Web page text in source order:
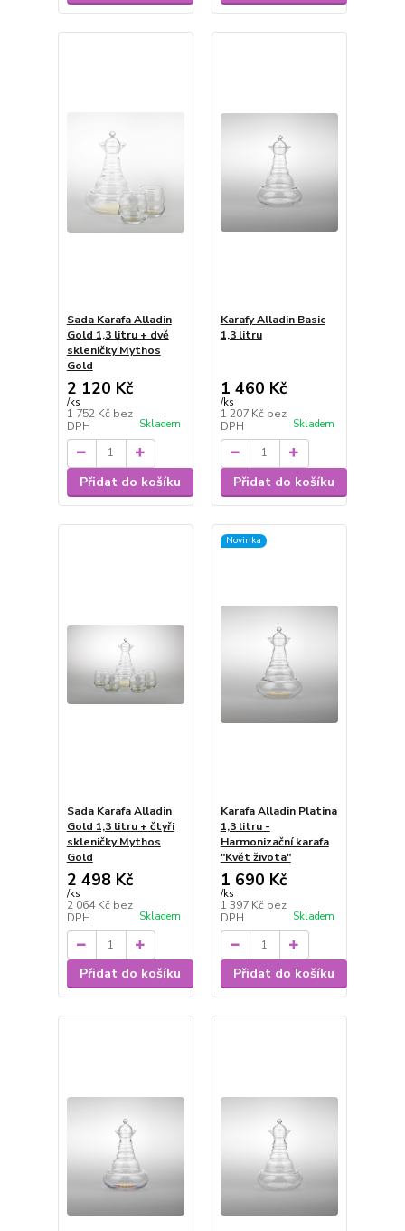
Sada Karafa Alladin
Gold 1,3 litru + dvě
skleničky Mythos
Gold
2 120 Kč
/ks
1 752 Kč bez
DPH
Skladem
Přidat do košíku
Karafy Alladin Basic
1,3 litru
1 460 Kč
/ks
1 207 Kč bez
DPH
Skladem
Přidat do košíku
Sada Karafa Alladin
Gold 1,3 litru + čtyři
skleničky Mythos
Gold
2 498 Kč
/ks
2 064 Kč bez
DPH
Skladem
Přidat do košíku
Novinka
Karafa Alladin Platina
1,3 litru -
Harmonizační karafa
"Květ života"
1 690 Kč
/ks
1 397 Kč bez
DPH
Skladem
Přidat do košíku